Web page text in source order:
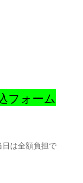
フォーム
は全額負担で